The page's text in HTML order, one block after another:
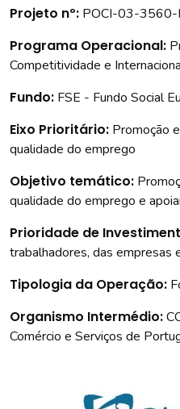
Projeto nº: POCI-03-
Programa Operacional:
Competitividade e
Fundo: FSE - Fundo Social
Eixo Prioritário: Promoção
qualidade do emprego
Objetivo temático:
qualidade do emprego e
Prioridade de
trabalhadores, das empresas
Tipologia da Operação:
Organismo Intermédio:
Comércio e Serviços de